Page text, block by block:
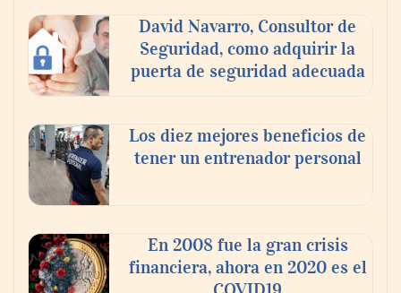
David Navarro, Consultor de
Seguridad, como adquirir la
puerta de seguridad adecuada
Los diez mejores beneficios de
tener un entrenador personal
En 2008 fue la gran crisis
financiera, ahora en 2020 es el